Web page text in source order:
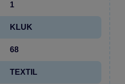
1
KLUK
68
TEXTIL